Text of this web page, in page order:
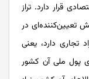
قرار دارد. تراز
تعیین‌کننده‌ای در
تجاری دارد، یعنی
پول ملی آن کشور